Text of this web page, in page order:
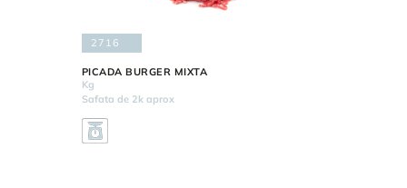
2716
PICADA BURGER MIXTA
Kg
Safata de 2k aprox